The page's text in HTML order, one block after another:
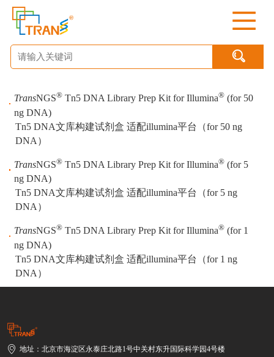

TransNGS® Tn5 DNA Library Prep Kit for Illumina® (for 50
ng DNA)
Tn5 DNA文库构建试剂盒 适配illumina平台（for 50 ng
DNA）
TransNGS® Tn5 DNA Library Prep Kit for Illumina® (for 5
ng DNA)
Tn5 DNA文库构建试剂盒 适配illumina平台（for 5 ng
DNA）
TransNGS® Tn5 DNA Library Prep Kit for Illumina® (for 1
ng DNA)
Tn5 DNA文库构建试剂盒 适配illumina平台（for 1 ng
DNA）
地址：北京市海淀区永泰庄北路1号中关村东升国际科学园4号楼